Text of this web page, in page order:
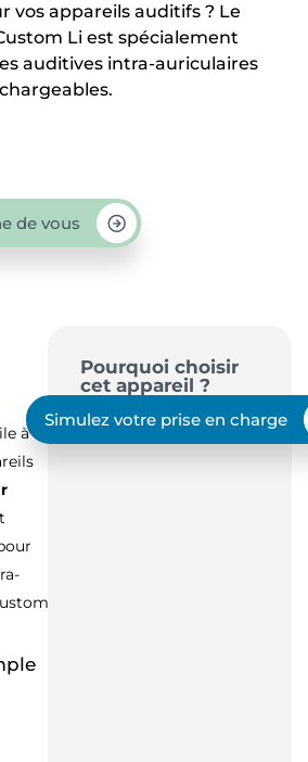
vos appareils auditifs ? Le
Li est spécialement
auditives intra-auriculaires
de vous
à
Pourquoi choisir
cet appareil ?
Simulez votre prise en charge